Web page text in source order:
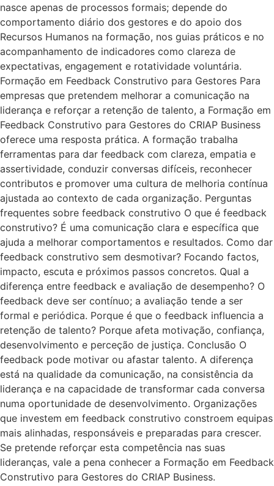
nasce apenas de processos formais; depende do
comportamento diário dos gestores e do apoio dos
Recursos Humanos na formação, nos guias práticos e no
acompanhamento de indicadores como clareza de
expectativas, engagement e rotatividade voluntária.
Formação em Feedback Construtivo para Gestores Para
empresas que pretendem melhorar a comunicação na
liderança e reforçar a retenção de talento, a Formação em
Feedback Construtivo para Gestores do CRIAP Business
oferece uma resposta prática. A formação trabalha
ferramentas para dar feedback com clareza, empatia e
assertividade, conduzir conversas difíceis, reconhecer
contributos e promover uma cultura de melhoria contínua
ajustada ao contexto de cada organização. Perguntas
frequentes sobre feedback construtivo O que é feedback
construtivo? É uma comunicação clara e específica que
ajuda a melhorar comportamentos e resultados. Como dar
feedback construtivo sem desmotivar? Focando factos,
impacto, escuta e próximos passos concretos. Qual a
diferença entre feedback e avaliação de desempenho? O
feedback deve ser contínuo; a avaliação tende a ser
formal e periódica. Porque é que o feedback influencia a
retenção de talento? Porque afeta motivação, confiança,
desenvolvimento e perceção de justiça. Conclusão O
feedback pode motivar ou afastar talento. A diferença
está na qualidade da comunicação, na consistência da
liderança e na capacidade de transformar cada conversa
numa oportunidade de desenvolvimento. Organizações
que investem em feedback construtivo constroem equipas
mais alinhadas, responsáveis e preparadas para crescer.
Se pretende reforçar esta competência nas suas
lideranças, vale a pena conhecer a Formação em Feedback
Construtivo para Gestores do CRIAP Business.